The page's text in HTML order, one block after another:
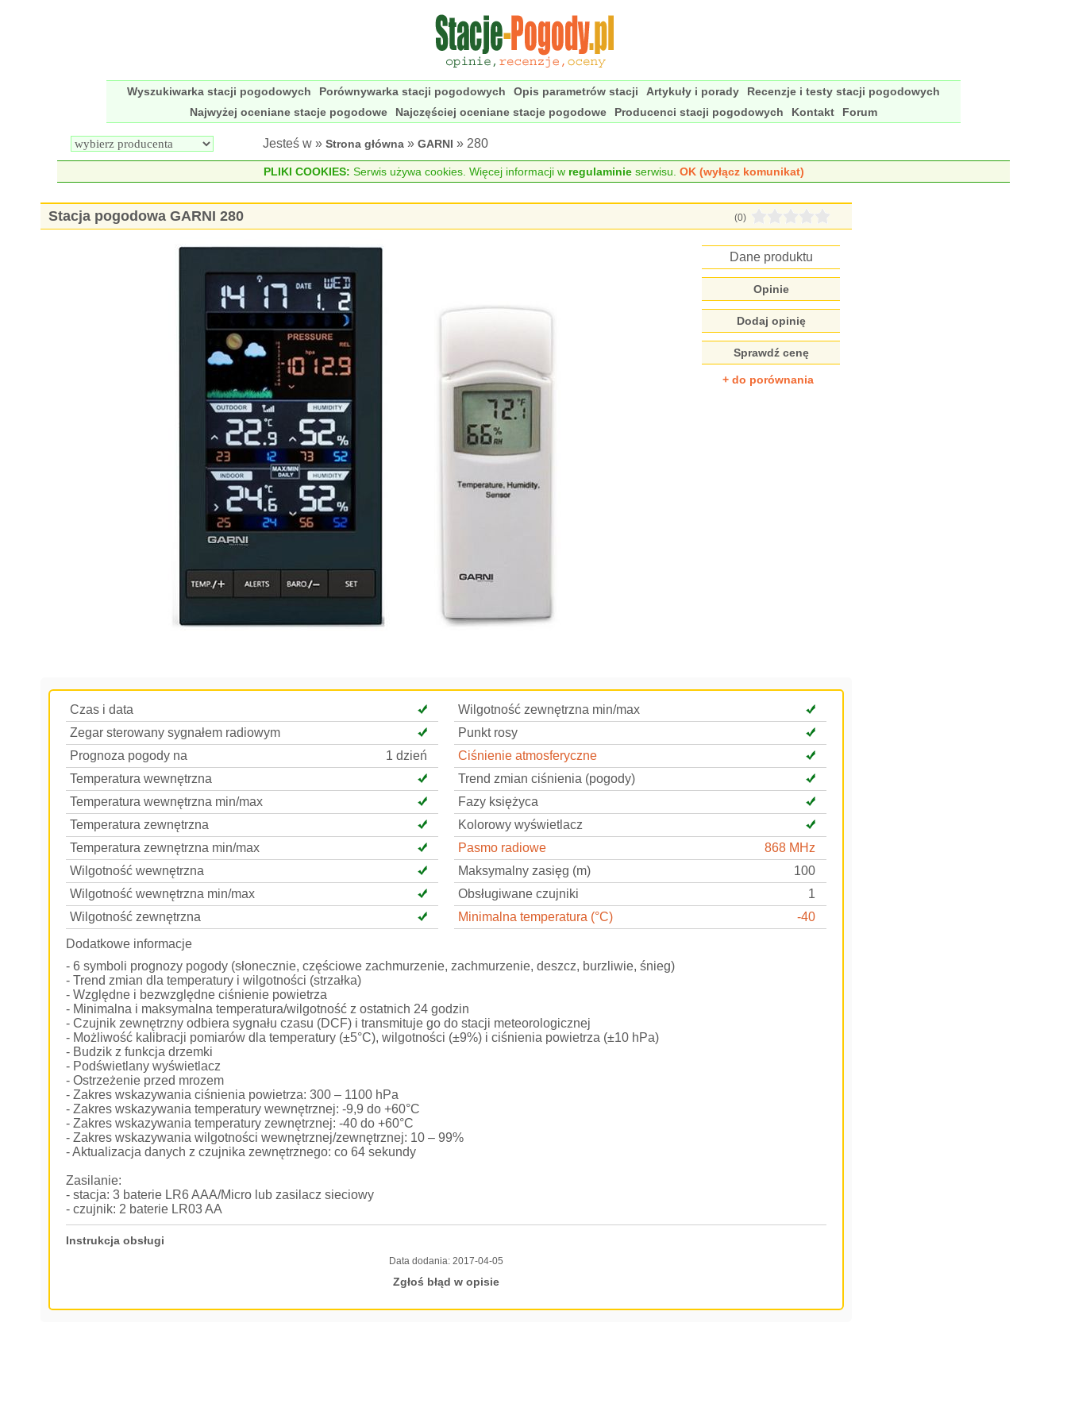
Wyszukiwarka stacji pogodowych Porównywarka stacji pogodowych Opis parametrów stacji Artykuły i porady
Recenzje i testy stacji pogodowych
Najwyżej oceniane stacje pogodowe
Najczęściej oceniane stacje pogodowe Producenci stacji pogodowych Kontakt Forum
Jesteś w » Strona główna » GARNI » 280
PLIKI COOKIES: Serwis używa cookies. Więcej informacji w regulaminieserwisu. OK (wyłącz komunikat)
Stacja pogodowa GARNI 280 (0)
Dane produktu
Opinie
Dodaj opinię
Sprawdź cenę
+ do porównania
Czas i data
Zegar sterowany sygnałem radiowym
Prognoza pogody na
1 dzień
Temperatura wewnętrzna
Temperatura wewnętrzna min/max
Temperatura zewnętrzna
Temperatura zewnętrzna min/max
Wilgotność wewnętrzna
Wilgotność wewnętrzna min/max
Wilgotność zewnętrzna
Wilgotność zewnętrzna min/max
Punkt rosy
Ciśnienie atmosferyczne
Trend zmian ciśnienia (pogody)
Fazy księżyca
Kolorowy wyświetlacz
Pasmo radiowe
868 MHz
Maksymalny zasięg (m)
100
Obsługiwane czujniki
1
Minimalna temperatura (°C)
-40
Dodatkowe informacje
- 6 symboli prognozy pogody (słonecznie, częściowe zachmurzenie, zachmurzenie, deszcz, burzliwie, śnieg)
- Trend zmian dla temperatury i wilgotności (strzałka)
- Względne i bezwzględne ciśnienie powietrza
- Minimalna i maksymalna temperatura/wilgotność z ostatnich 24 godzin
- Czujnik zewnętrzny odbiera sygnału czasu (DCF) i transmituje go do stacji meteorologicznej
- Możliwość kalibracji pomiarów dla temperatury (±5°C), wilgotności (±9%) i ciśnienia powietrza (±10 hPa)
- Budzik z funkcja drzemki
- Podświetlany wyświetlacz
- Ostrzeżenie przed mrozem
- Zakres wskazywania ciśnienia powietrza: 300 – 1100 hPa
- Zakres wskazywania temperatury wewnętrznej: -9,9 do +60°C
- Zakres wskazywania temperatury zewnętrznej: -40 do +60°C
- Zakres wskazywania wilgotności wewnętrznej/zewnętrznej: 10 – 99%
- Aktualizacja danych z czujnika zewnętrznego: co 64 sekundy
Zasilanie:
- stacja: 3 baterie LR6 AAA/Micro lub zasilacz sieciowy
- czujnik: 2 baterie LR03 AA
Instrukcja obsługi
Data dodania: 2017-04-05
Zgłoś błąd w opisie